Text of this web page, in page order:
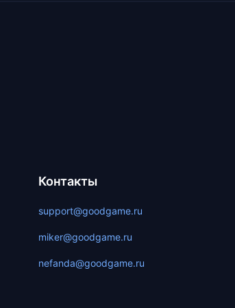
Контакты
support@goodgame.ru
miker@goodgame.ru
nefanda@goodgame.ru